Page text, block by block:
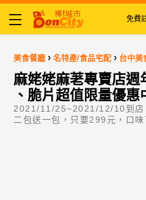
免費
美食餐廳 ›名特產/食品宅配 › 台中美
麻姥姥麻荖專賣店週
、脆片超值限量優惠
2021/11/25~2021/12/10到店
二包送一包，只要299元，口味